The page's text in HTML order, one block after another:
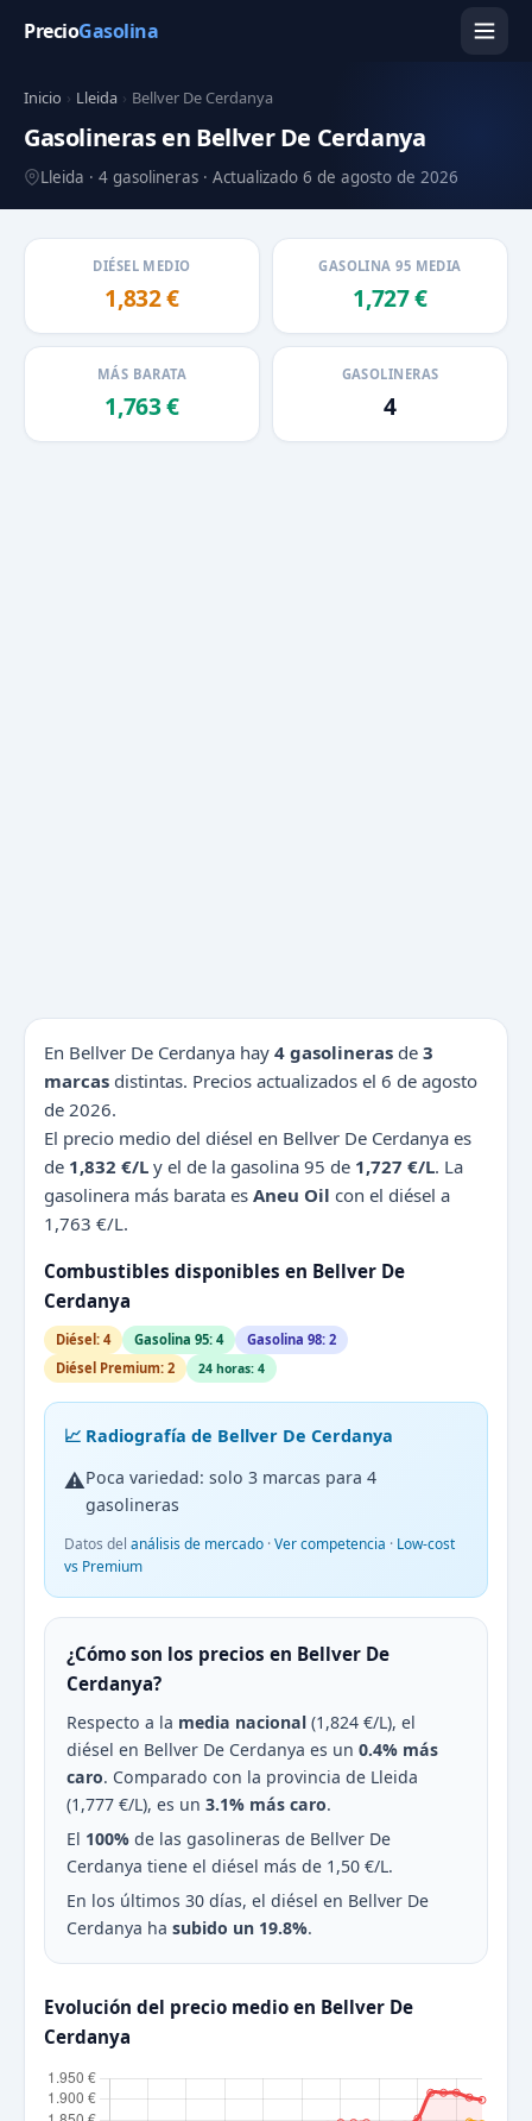
PrecioGasolina
Inicio › Lleida › Bellver De Cerdanya
Gasolineras en Bellver De Cerdanya
Lleida · 4 gasolineras · Actualizado 6 de agosto de 2026
DIÉSEL MEDIO
1,832 €
GASOLINA 95 MEDIA
1,727 €
MÁS BARATA
1,763 €
GASOLINERAS
4
En Bellver De Cerdanya hay 4 gasolineras de 3
marcas distintas. Precios actualizados el 6 de agosto
de 2026.
El precio medio del diésel en Bellver De Cerdanya es
de 1,832 €/L y el de la gasolina 95 de 1,727 €/L. La
gasolinera más barata es Aneu Oil con el diésel a
1,763 €/L.
Combustibles disponibles en Bellver De
Cerdanya
Diésel: 4 Gasolina 95: 4
Gasolina 98: 2
Diésel Premium: 2
24 horas: 4
📈 Radiografía de Bellver De Cerdanya
⚠️Poca variedad: solo 3 marcas para 4
gasolineras
Datos del análisis de mercado ·Ver competencia · Low-cost
vs Premium
¿Cómo son los precios en Bellver De
Cerdanya?
Respecto a la media nacional (1,824 €/L), el
diésel en Bellver De Cerdanya es un 0.4% más
caro. Comparado con la provincia de Lleida
(1,777 €/L), es un 3.1% más caro.
El 100% de las gasolineras de Bellver De
Cerdanya tiene el diésel más de 1,50 €/L.
En los últimos 30 días, el diésel en Bellver De
Cerdanya ha subido un 19.8%.
Evolución del precio medio en Bellver De
Cerdanya